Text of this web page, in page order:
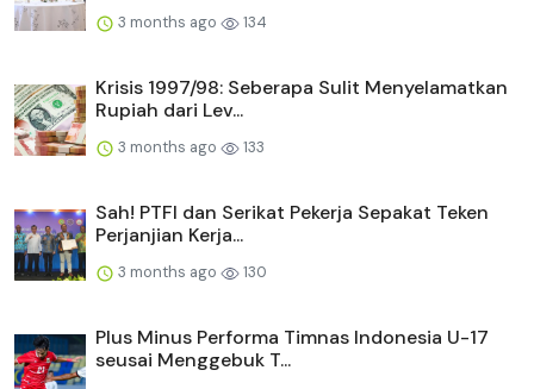
3 months ago 134
Krisis 1997/98: Seberapa Sulit Menyelamatkan
Rupiah dari Lev...
3 months ago 133
Sah! PTFI dan Serikat Pekerja Sepakat Teken
Perjanjian Kerja...
3 months ago 130
Plus Minus Performa Timnas Indonesia U-17
seusai Menggebuk T...